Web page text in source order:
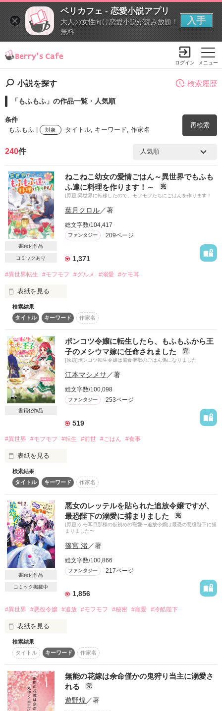
ベリカフェ - 恋愛小説アプリ
大人の女性向け恋愛小説が読み放題！
無料
入手
メニュー
ログイン
小説を探す
「もふもふ」の作品一覧・人気順
条件
もふもふ |
対象 タイトル, キーワード, 作家名
再検索
検索ワード
を含む
詳しく検索
検索対象
タイトル キーワード
あらすじ
ジャンル
感想
ステータス 全て 完結 更新中
作品の長さ 長編 中編
超短編！フェチから始まる溺愛コンテスト
スターツ出版小説投稿サイト合同企画「1話からの長編大
その他の条件 動画あり
検索履歴
240件
書籍化作品
コミックあり
ねこねこ幼女の愛情ごはん～異世界でもふも
ふ達に料理を作ります！～
完
[原題]異世界に転移したので、モフモフたちにごはんを作ります！
葉月クロル／著
総文字数/104,417
ファンタジー 209ページ
1,371
#異世界転生 #モフモフ #グルメ #溺愛 #ケモ耳
表紙を見る
佐野江理奈（さの・えりな）は１９歳。
モフモフを愛する駆け出しのトリマー。
勤務先があまりにもブラック過ぎて、
仕事で疲れ果てて帰宅する途中、
車にはねられそうな犬を助けようとして
事故に遭ってしまう。
ところが、助けた犬は実は妖精だった！
お礼として運命を司る妖精フォーチュナに
異世界に転生させてもらうことに
なったのだけれど……。
え、耳が付いてるけど、
じゃなくて、伝説の妖精に！？
安全な場所に転生させてって言ったけど、
過保護なイケメン狼の腕の中っていうのは
嬉しいけど困ります、モフモフラブッ♡
動物が大好きなエリナが、
ら、
幸せをつかむお話です。
ベリーズファンタジーにて書籍化されます。
書き下ろし番外編も加わって、７月５日発売です！
作品を読む
検索結果
タイトル
キーワード 作家名
書籍化作品
ポンコツ令嬢に転生したら、もふもふから王
子のメシウマ嫁に任命されました
完
[原題]ポンコツ転生令嬢は偏食聖獣のごはん係になりました
江本マシメサ／著
総文字数/100,098
ファンタジー 253ページ
519
#異世界 #モフモフ #転生 #前世 #ごはん #食事
表紙を見る
前世は小さなレストランの料理人。
働きすぎのあまりアラサーで過労死、魔法が存在する異世界
の、
裕福な伯爵家の令嬢として生まれ変わる。
そこで、なぜだか、食事にうるさい、舌の肥えたグルメなモフ
モフ聖獣のごはんを作るハメに！
おまけに、イケメン王子の“メシウマ嫁”に任命されてしま
い…!?
作品を読む
検索結果
タイトル
キーワード 作家名
書籍化作品
コミック掲載中
悪女のレッテルを貼られた追放令嬢ですが、
最恐陛下の溺愛に捕まりました
完
[原題]ケモ耳旦那様の仮初めの寵愛〜追放令嬢は最恐の悪役陛下に捕
まりました〜
篠宮 渚／著
総文字数/100,866
ファンタジー 217ページ
1,856
#異世界 #悪役令嬢 #追放 #モフモフ #秘密 #寵愛 #冷酷陛下
表紙を見る
「あの女よ！あいつがグレイソンをたぶらかして、邪魔な婚約
者のカティアに毒を盛ったんだわ」
冤罪から悪役の汚名を着せられて
家を守るため、ただひとり
国を追われた令嬢エスター。
検索結果
タイトル
キーワード 作家名
無能の花嫁は余命僅かの鬼狩り当主に溺愛さ
れる
完
遊野煌／著